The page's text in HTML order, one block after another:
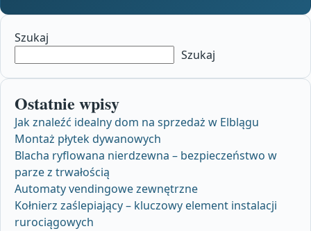
Szukaj
Szukaj
Ostatnie wpisy
Jak znaleźć idealny dom na sprzedaż w Elblągu
Montaż płytek dywanowych
Blacha ryflowana nierdzewna – bezpieczeństwo w
parze z trwałością
Automaty vendingowe zewnętrzne
Kołnierz zaślepiający – kluczowy element instalacji
rurociągowych